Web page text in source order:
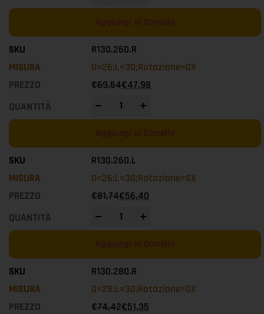
Aggiungi al Carrello
R130.260.R
D=26;L=30;Rotazione=DX
€69,54€47,98
Aggiungi al Carrello
R130.260.L
D=26;L=30;Rotazione=SX
€81,74€56,40
Aggiungi al Carrello
R130.280.R
D=28;L=30;Rotazione=DX
€74,42€51,35